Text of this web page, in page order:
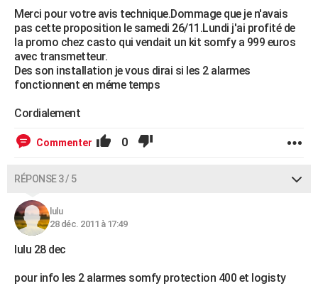
Merci pour votre avis technique.Dommage que je n'avais
pas cette proposition le samedi 26/11.Lundi j'ai profité de
la promo chez casto qui vendait un kit somfy a 999 euros
avec transmetteur.
Des son installation je vous dirai si les 2 alarmes
fonctionnent en méme temps
Cordialement
Commenter 0
RÉPONSE 3 / 5
lulu
28 déc. 2011 à 17:49
lulu 28 dec
pour info les 2 alarmes somfy protection 400 et logisty